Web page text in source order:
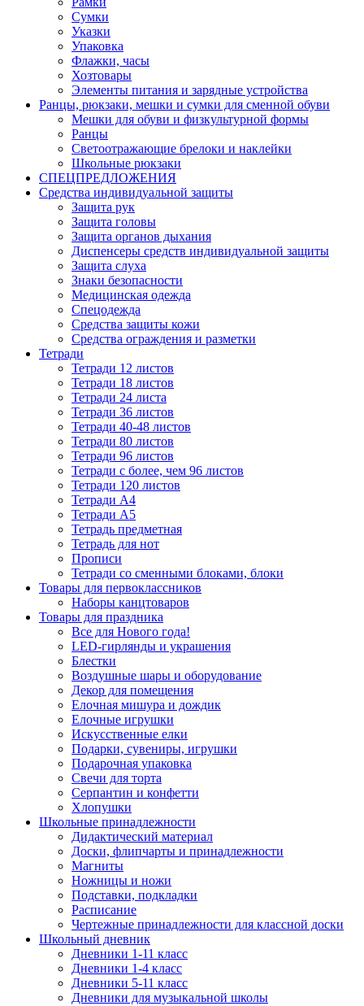
Сумки
Указки
Упаковка
Флажки, часы
Хозтовары
Элементы питания и зарядные устройства
Ранцы, рюкзаки, мешки и сумки для сменной обуви
Мешки для обуви и физкультурной формы
Ранцы
Светоотражающие брелоки и наклейки
Школьные рюкзаки
СПЕЦПРЕДЛОЖЕНИЯ
Средства индивидуальной защиты
Защита рук
Защита головы
Защита органов дыхания
Диспенсеры средств индивидуальной защиты
Защита слуха
Знаки безопасности
Медицинская одежда
Спецодежда
Средства защиты кожи
Средства ограждения и разметки
Тетради
Тетради 12 листов
Тетради 18 листов
Тетради 24 листа
Тетради 36 листов
Тетради 40-48 листов
Тетради 80 листов
Тетради 96 листов
Тетради с более, чем 96 листов
Тетради 120 листов
Тетради А4
Тетради А5
Тетрадь предметная
Тетрадь для нот
Прописи
Тетради со сменными блоками, блоки
Товары для первоклассников
Наборы канцтоваров
Товары для праздника
Все для Нового года!
LED-гирлянды и украшения
Блестки
Воздушные шары и оборудование
Декор для помещения
Елочная мишура и дождик
Елочные игрушки
Искусственные елки
Подарки, сувениры, игрушки
Подарочная упаковка
Свечи для торта
Серпантин и конфетти
Хлопушки
Школьные принадлежности
Дидактический материал
Доски, флипчарты и принадлежности
Магниты
Ножницы и ножи
Подставки, подкладки
Расписание
Чертежные принадлежности для классной доски
Школьный дневник
Дневники 1-11 класс
Дневники 1-4 класс
Дневники 5-11 класс
Дневники для музыкальной школы